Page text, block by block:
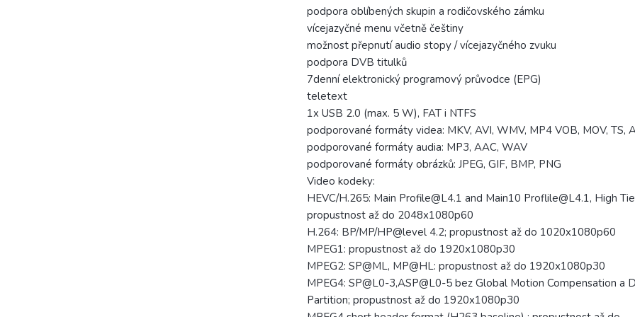
podpora oblíbených skupin a rodičovského zámku
vícejazyčné menu včetně češtiny
možnost přepnutí audio stopy / vícejazyčného zvuku
podpora DVB titulků
7denní elektronický programový průvodce (EPG)
teletext
1x USB 2.0 (max. 5 W), FAT i NTFS
podporované formáty videa: MKV, AVI, WMV, MP4 VOB, MOV, TS,
podporované formáty audia: MP3, AAC, WAV
podporované formáty obrázků: JPEG, GIF, BMP, PNG
Video kodeky:
HEVC/H.265: Main Profile@L4.1 and Main10 Proflile@L4.1, High
propustnost až do 2048x1080p60
H.264: BP/MP/HP@level 4.2; propustnost až do 1020x1080p60
MPEG1: propustnost až do 1920x1080p30
MPEG2: SP@ML, MP@HL: propustnost až do 1920x1080p30
MPEG4: SP@L0-3,ASP@L0-5 bez Global Motion Compensation a
Partition; propustnost až do 1920x1080p30